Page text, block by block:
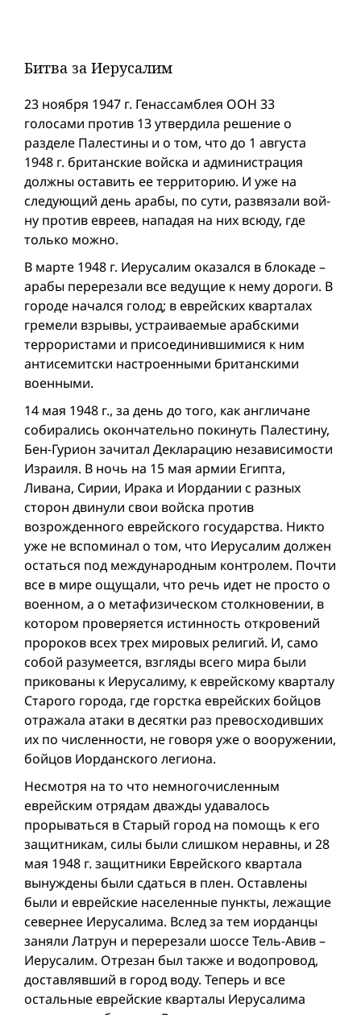
Битва за Иерусалим
23 ноября 1947 г. Генассамблея ООН 33
голосами против 13 утвердила решение о
разделе Палестины и о том, что до 1 августа
1948 г. британские войска и администрация
должны оставить ее территорию. И уже на
следующий день арабы, по сути, развязали вой­
ну против евреев, нападая на них всюду, где
только можно.
В марте 1948 г. Иерусалим оказался в блокаде –
арабы перерезали все ведущие к нему дороги. В
городе начался голод; в еврейских кварталах
гремели взрывы, устраиваемые арабскими
террористами и присоединившимися к ним
антисемитски настроенными британскими
военными.
14 мая 1948 г., за день до того, как англичане
собирались окончательно покинуть Палестину,
Бен-Гурион зачитал Декларацию независимости
Израиля. В ночь на 15 мая армии Египта,
Ливана, Сирии, Ирака и Иордании с разных
сторон двинули свои войска против
возрожденного еврейского государства. Никто
уже не вспоминал о том, что Иерусалим должен
остаться под международным контролем. Почти
все в мире ощущали, что речь идет не просто о
военном, а о метафизическом столкновении, в
котором проверяется истинность откровений
пророков всех трех мировых религий. И, само
собой разумеется, взгляды всего мира были
прикованы к Иерусалиму, к еврейскому кварталу
Старого города, где горстка еврейских бойцов
отражала атаки в десятки раз превосходивших
их по численности, не говоря уже о вооружении,
бойцов Иорданского легиона.
Несмотря на то что немногочисленным
еврейским отрядам дважды удавалось
прорываться в Старый город на помощь к его
защитникам, силы были слишком неравны, и 28
мая 1948 г. защитники Еврейского квартала
вынуждены были сдаться в плен. Оставлены
были и еврейские населенные пункты, лежащие
севернее Иерусалима. Вслед за тeм иорданцы
заняли Латрун и перерезали шоссе Тель-Авив –
Иерусалим. Отрезан был также и водопровод,
доставлявший в город воду. Теперь и все
остальные еврейские кварталы Иерусалима